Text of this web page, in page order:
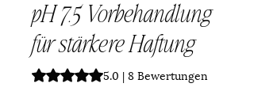
pH 7.5 Vorbehandlung
für stärkere Haftung
Das Rating beträgt 5.0 von fünf
5.0 | 8 Bewertungen